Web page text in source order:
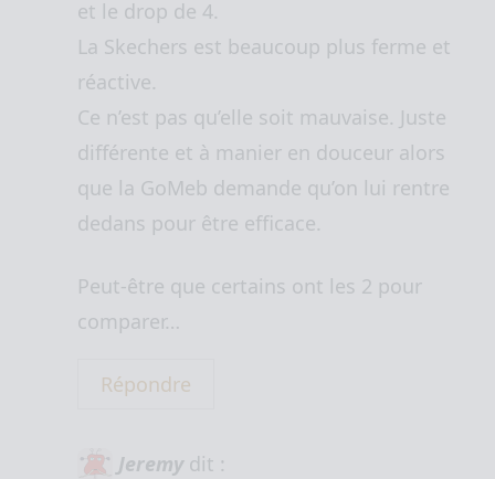
et le drop de 4.
La Skechers est beaucoup plus ferme et
réactive.
Ce n’est pas qu’elle soit mauvaise. Juste
différente et à manier en douceur alors
que la GoMeb demande qu’on lui rentre
dedans pour être efficace.
Peut-être que certains ont les 2 pour
comparer…
Répondre
Jeremy dit :